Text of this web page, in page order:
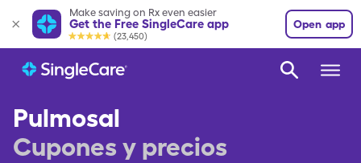
Make saving on Rx even easier
Get the Free SingleCare app
(23,450)
Open app
Pulmosal
Cupones y precios